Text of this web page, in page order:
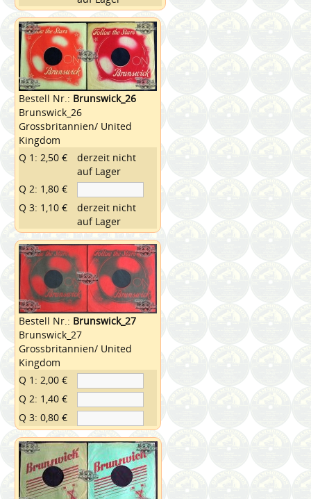
Bestell Nr.: Brunswick_26
Brunswick_26
Grossbritannien/ United
Kingdom
Q 1: 2,50 €
derzeit nicht
auf Lager
Q 2: 1,80 €
Q 3: 1,10 €
derzeit nicht
auf Lager
Bestell Nr.: Brunswick_27
Brunswick_27
Grossbritannien/ United
Kingdom
Q 1: 2,00 €
Q 2: 1,40 €
Q 3: 0,80 €